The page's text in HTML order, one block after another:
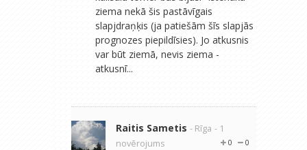
ziema nekā šis pastāvīgais
slapjdraņķis (ja patiešām šīs slapjās
prognozes piepildīsies). Jo atkusnis
var būt ziemā, nevis ziema -
atkusnī...
Raitis Sametis - Rīga - 1
novērojums
0
0